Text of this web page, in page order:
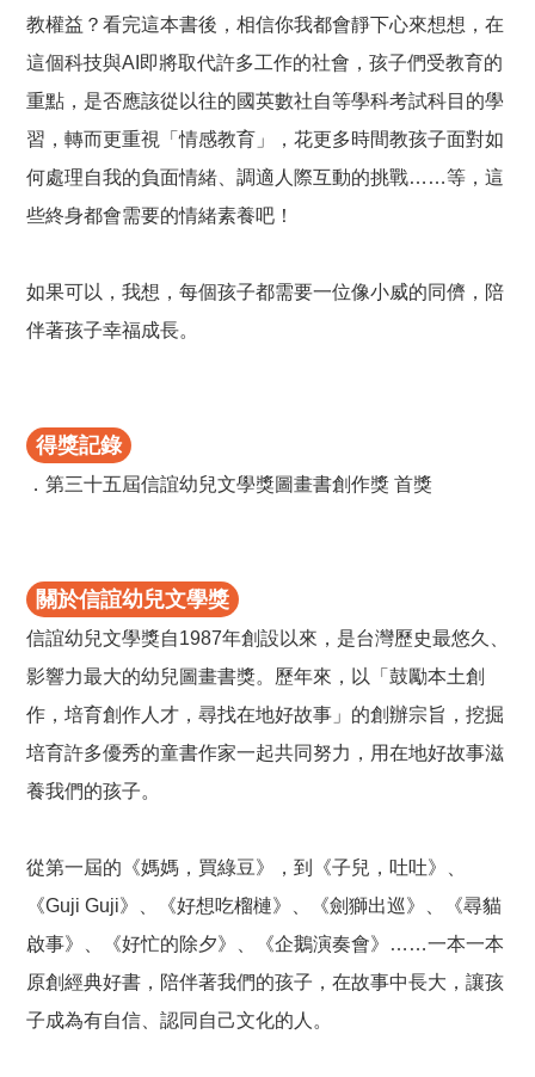
教權益？看完這本書後，相信你我都會靜下心來想想，在
這個科技與AI即將取代許多工作的社會，孩子們受教育的
重點，是否應該從以往的國英數社自等學科考試科目的學
習，轉而更重視「情感教育」，花更多時間教孩子面對如
何處理自我的負面情緒、調適人際互動的挑戰……等，這
些終身都會需要的情緒素養吧！
如果可以，我想，每個孩子都需要一位像小威的同儕，陪
伴著孩子幸福成長。
得獎記錄
．第三十五屆信誼幼兒文學獎圖畫書創作獎 首獎
關於信誼幼兒文學獎
信誼幼兒文學獎自1987年創設以來，是台灣歷史最悠久、
影響力最大的幼兒圖畫書獎。歷年來，以「鼓勵本土創
作，培育創作人才，尋找在地好故事」的創辦宗旨，挖掘
培育許多優秀的童書作家一起共同努力，用在地好故事滋
養我們的孩子。
從第一屆的《媽媽，買綠豆》，到《子兒，吐吐》、
《Guji Guji》、《好想吃榴槤》、《劍獅出巡》、《尋貓
啟事》、《好忙的除夕》、《企鵝演奏會》……一本一本
原創經典好書，陪伴著我們的孩子，在故事中長大，讓孩
子成為有自信、認同自己文化的人。